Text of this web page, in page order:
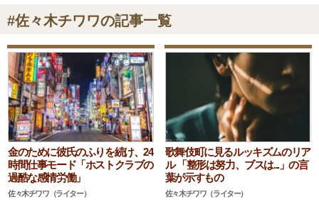
#佐々木チワワの記事一覧
金のために彼氏のふりを続け、24
時間仕事モード「ホストクラブの
過酷な感情労働」
佐々木チワワ（ライター）
歌舞伎町に見るルッキズムのリア
ル 「整形は努力、ブスは...」の言
葉が示すもの
佐々木チワワ（ライター）